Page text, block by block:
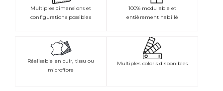
Multiples dimensions et
configurations possibles
100% modulable et
entièrement habillé
Réalisable en cuir, tissu ou
microfibre
Multiples coloris disponibles